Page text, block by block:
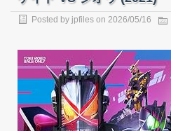
Posted by jpfiles on 2026/05/16